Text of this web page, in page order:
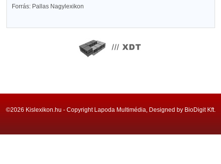
Forrás: Pallas Nagylexikon
©2026 Kislexikon.hu - Copyright Lapoda Multimédia, Designed by BioDigit Kft.